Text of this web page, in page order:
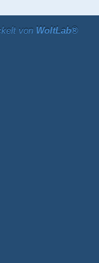
von WoltLab®